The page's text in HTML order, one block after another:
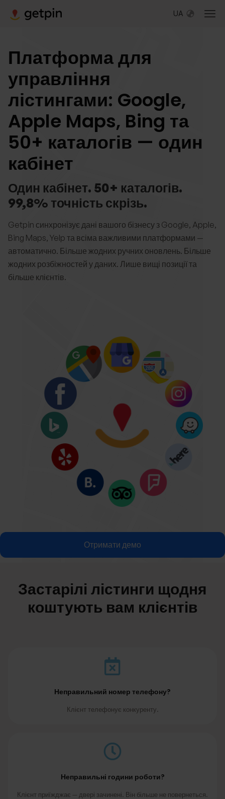
UA
Платформа для
управління
лістингами: Google,
Apple Maps, Bing та
50+ каталогів — один
кабінет
Один кабінет. 50+ каталогів.
99,8% точність скрізь.
Getpin синхронізує дані вашого бізнесу з Google, Apple,
Bing Maps, Yelp та всіма важливими платформами —
автоматично. Більше жодних ручних оновлень. Більше
жодних розбіжностей у даних. Лише вищі позиції та
більше клієнтів.
Отримати демо
Застарілі лістинги щодня
коштують вам клієнтів
Неправильний номер телефону?
Клієнт телефонує конкуренту.
Неправильні години роботи?
Клієнт приїжджає — двері зачинені. Він більше не повернеться.